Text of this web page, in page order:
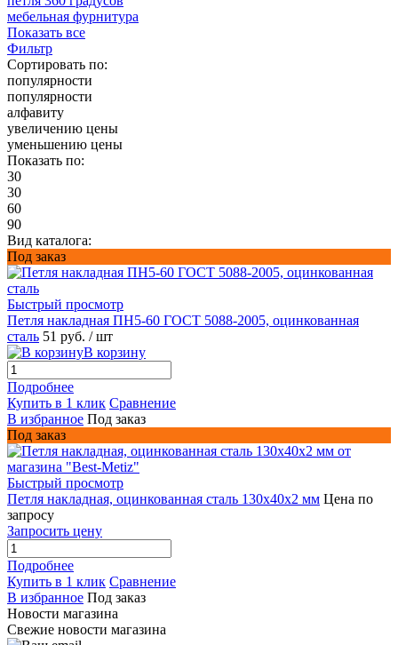
мебельная фурнитура
Показать все
Фильтр
Сортировать по:
популярности
популярности
алфавиту
увеличению цены
уменьшению цены
Показать по:
30
30
60
90
Вид каталога:
Под заказ
Быстрый просмотр
Петля накладная ПН5-60 ГОСТ 5088-2005, оцинкованная
сталь 51 руб. / шт
В корзину
Подробнее
Купить в 1 клик Сравнение
В избранное Под заказ
Под заказ
Быстрый просмотр
Петля накладная, оцинкованная сталь 130х40х2 мм Цена по
запросу
Запросить цену
Подробнее
Купить в 1 клик Сравнение
В избранное Под заказ
Новости магазина
Свежие новости магазина